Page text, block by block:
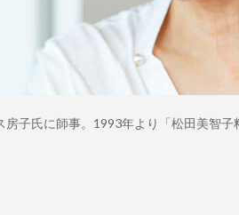
房子氏に師事。1993年より「松田美智